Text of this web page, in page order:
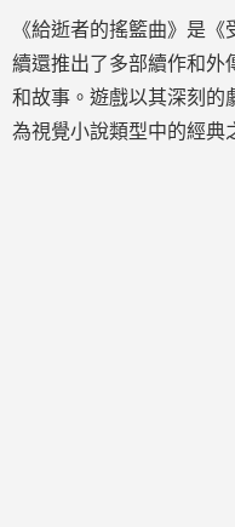
《給逝者的搖籃曲》是
續還推出了多部續作和外
和故事。遊戲以其深刻的
為視覺小說類型中的經典